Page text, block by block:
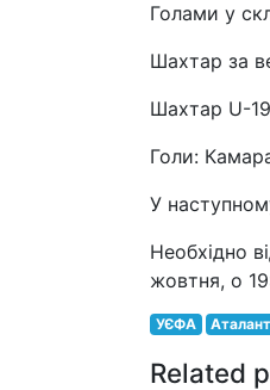
Голами у
Шахтар за
Шахтар U-
Голи:
У
Необхідно
жовтня, о
УЄФА
Related